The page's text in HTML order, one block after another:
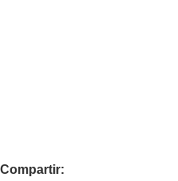
Compartir: